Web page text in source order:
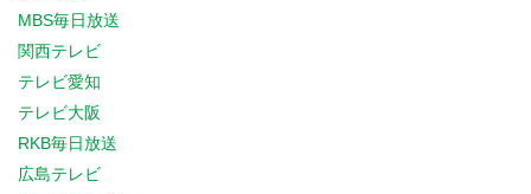
MBS毎日放送
関西テレビ
テレビ愛知
テレビ大阪
RKB毎日放送
広島テレビ